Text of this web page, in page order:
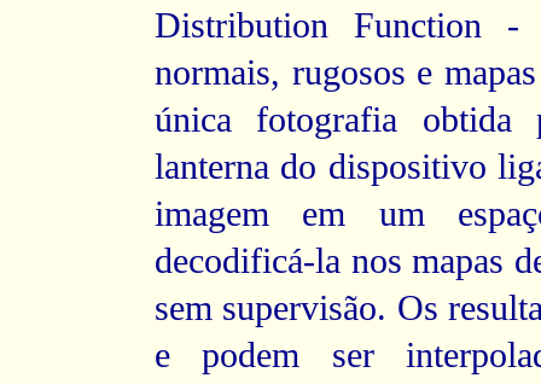
Distribution Function
normais, rugosos e
única fotografia
lanterna do dispositivo
imagem em um
decodificá-la nos mapas
sem supervisão. Os
e podem ser